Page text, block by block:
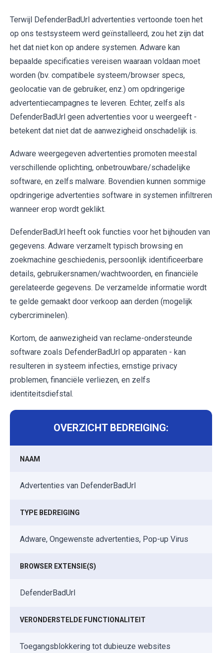
Terwijl DefenderBadUrl advertenties vertoonde toen het
op ons testsysteem werd geïnstalleerd, zou het zijn dat
het dat niet kon op andere systemen. Adware kan
bepaalde specificaties vereisen waaraan voldaan moet
worden (bv. compatibele systeem/browser specs,
geolocatie van de gebruiker, enz.) om opdringerige
advertentiecampagnes te leveren. Echter, zelfs als
DefenderBadUrl geen advertenties voor u weergeeft -
betekent dat niet dat de aanwezigheid onschadelijk is.
Adware weergegeven advertenties promoten meestal
verschillende oplichting, onbetrouwbare/schadelijke
software, en zelfs malware. Bovendien kunnen sommige
opdringerige advertenties software in systemen infiltreren
wanneer erop wordt geklikt.
DefenderBadUrl heeft ook functies voor het bijhouden van
gegevens. Adware verzamelt typisch browsing en
zoekmachine geschiedenis, persoonlijk identificeerbare
details, gebruikersnamen/wachtwoorden, en financiële
gerelateerde gegevens. De verzamelde informatie wordt
te gelde gemaakt door verkoop aan derden (mogelijk
cybercriminelen).
Kortom, de aanwezigheid van reclame-ondersteunde
software zoals DefenderBadUrl op apparaten - kan
resulteren in systeem infecties, ernstige privacy
problemen, financiële verliezen, en zelfs
identiteitsdiefstal.
OVERZICHT BEDREIGING:
NAAM
Advertenties van DefenderBadUrl
TYPE BEDREIGING
Adware, Ongewenste advertenties, Pop-up Virus
BROWSER EXTENSIE(S)
DefenderBadUrl
VERONDERSTELDE FUNCTIONALITEIT
Toegangsblokkering tot dubieuze websites